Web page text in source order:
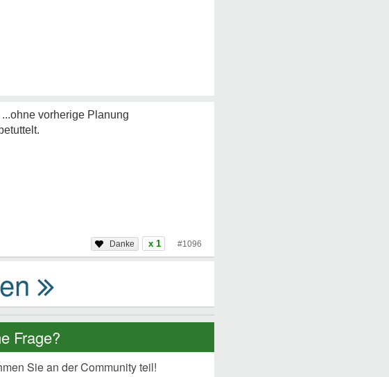
vorherige Planung
x 1 #1096
Frage?
Sie an der Community teil!